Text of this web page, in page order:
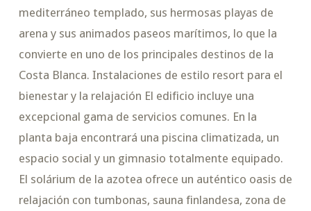
mediterráneo templado, sus hermosas playas de
arena y sus animados paseos marítimos, lo que la
convierte en uno de los principales destinos de la
Costa Blanca. Instalaciones de estilo resort para el
bienestar y la relajación El edificio incluye una
excepcional gama de servicios comunes. En la
planta baja encontrará una piscina climatizada, un
espacio social y un gimnasio totalmente equipado.
El solárium de la azotea ofrece un auténtico oasis de
relajación con tumbonas, sauna finlandesa, zona de